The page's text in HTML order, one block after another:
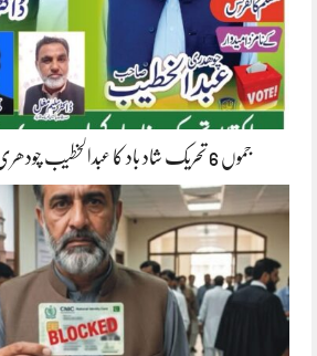
جموں 6 تحریک شاد باد کا عبدالخطیب چودھری کی حمایت کا اعلان